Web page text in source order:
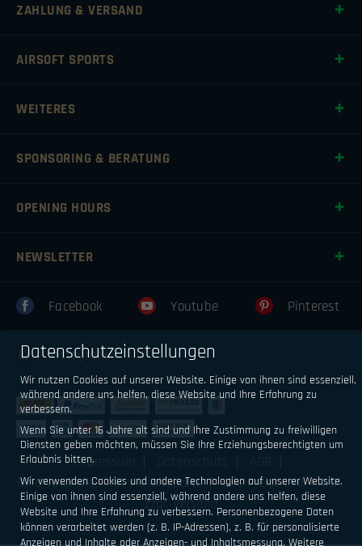
ZAHLUNG & VERSAND
AIRSOFT SPORTS
WEITERES
SPONSORING & BERATUNG
OPENING HOURS
NEWSLETTER
Facebook Youtube Pinterest
Instagram
Impressum
Geld verdienen mit Airsoftsports
Alle Preise inkl. MwSt.
zzgl. Versand
Datenschutzeinstellungen
Wir nutzen Cookies auf unserer Website. Einige von ihnen sind essenziell,
während andere uns helfen, diese Website und Ihre Erfahrung zu
verbessern.
Wenn Sie unter 16 Jahre alt sind und Ihre Zustimmung zu freiwilligen
Diensten geben möchten, müssen Sie Ihre Erziehungsberechtigten um
Erlaubnis bitten.
Wir verwenden Cookies und andere Technologien auf unserer Website.
Einige von ihnen sind essenziell, während andere uns helfen, diese
Website und Ihre Erfahrung zu verbessern. Personenbezogene Daten
können verarbeitet werden (z. B. IP-Adressen), z. B. für personalisierte
Anzeigen und Inhalte oder Anzeigen- und Inhaltsmessung. Weitere